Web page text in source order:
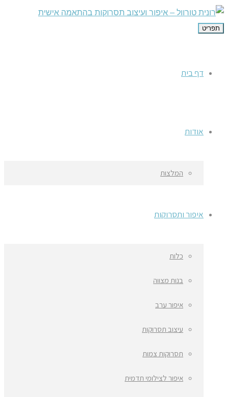
תפריט
דף בית
אודות
המלצות
איפור ותסרוקות
כלות
בנות מצווה
איפור ערב
עיצוב תסרוקות
תסרוקות צמות
איפור לצילומי תדמית